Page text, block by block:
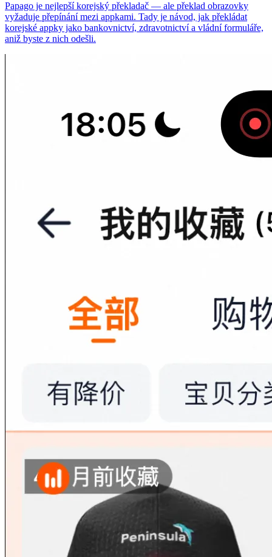
Papago je nejlepší korejský překladač — ale překlad obrazovky
vyžaduje přepínání mezi appkami. Tady je návod, jak překládat
korejské appky jako bankovnictví, zdravotnictví a vládní formuláře,
aniž byste z nich odešli.